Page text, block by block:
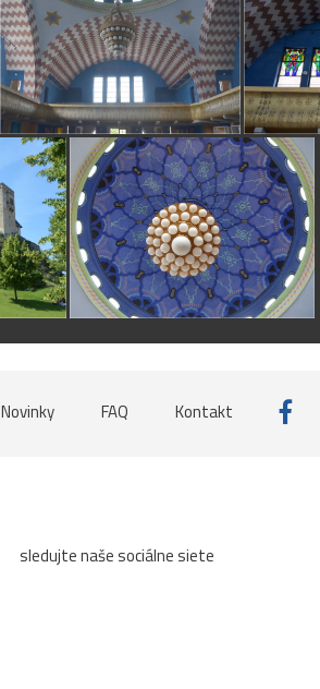
Novinky FAQ Kontakt
sledujte naše sociálne siete